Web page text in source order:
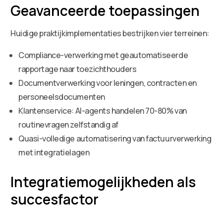
Geavanceerde toepassingen
Huidige praktijkimplementaties bestrijken vier terreinen:
Compliance-verwerking met geautomatiseerde
rapportage naar toezichthouders
Documentverwerking voor leningen, contracten en
personeelsdocumenten
Klantenservice: AI-agents handelen 70-80% van
routinevragen zelfstandig af
Quasi-volledige automatisering van factuurverwerking
met integratielagen
Integratiemogelijkheden als
succesfactor